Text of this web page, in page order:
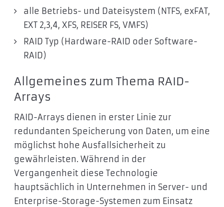
alle Betriebs- und Dateisystem (NTFS, exFAT,
EXT 2,3,4, XFS, REISER FS, VMFS)
RAID Typ (Hardware-RAID oder Software-
RAID)
Allgemeines zum Thema RAID-
Arrays
RAID-Arrays dienen in erster Linie zur
redundanten Speicherung von Daten, um eine
möglichst hohe Ausfallsicherheit zu
gewährleisten. Während in der
Vergangenheit diese Technologie
hauptsächlich in Unternehmen in Server- und
Enterprise-Storage-Systemen zum Einsatz